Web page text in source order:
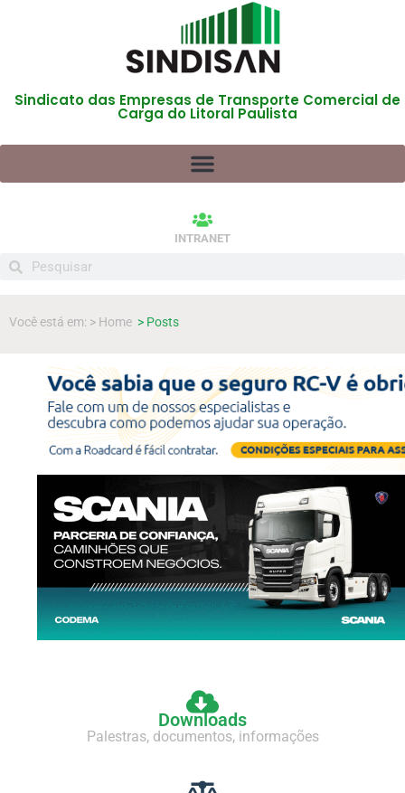
Sindicato das Empresas de Transporte Comercial de
Carga do Litoral Paulista
INTRANET
Você está em: > Home > Posts
Downloads
Palestras, documentos, informações